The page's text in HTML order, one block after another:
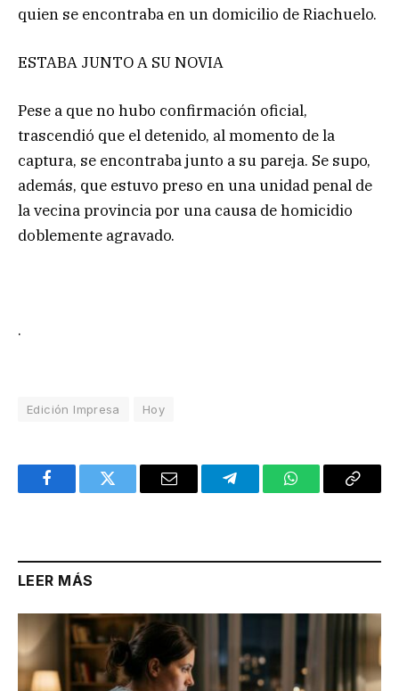
quien se encontraba en un domicilio de Riachuelo.
ESTABA JUNTO A SU NOVIA
Pese a que no hubo confirmación oficial,
trascendió que el detenido, al momento de la
captura, se encontraba junto a su pareja. Se supo,
además, que estuvo preso en una unidad penal de
la vecina provincia por una causa de homicidio
doblemente agravado.
.
Edición Impresa Hoy
FacebookTwitter Email TelegramWhatsAppCopy
LEER MÁS